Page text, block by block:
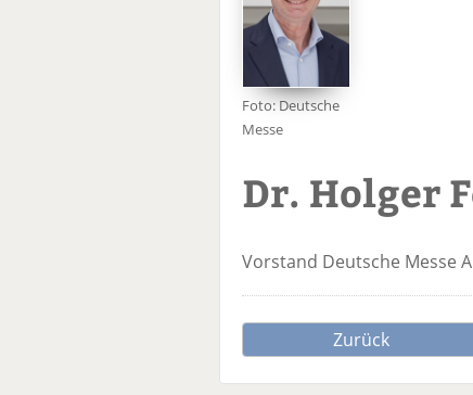
Foto: Deutsche
Messe
Dr. Holger
Vorstand Deutsche Messe
Zurück